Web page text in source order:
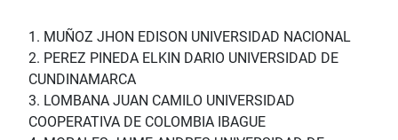
1. MUÑOZ JHON EDISON UNIVERSIDAD NACIONAL
2. PEREZ PINEDA ELKIN DARIO UNIVERSIDAD DE
CUNDINAMARCA
3. LOMBANA JUAN CAMILO UNIVERSIDAD
COOPERATIVA DE COLOMBIA IBAGUE